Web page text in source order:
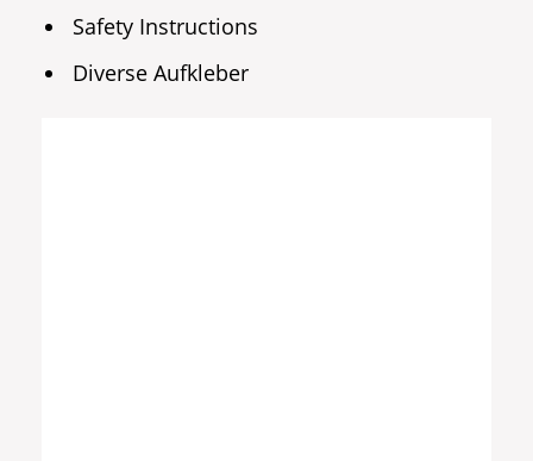
Safety Instructions
Diverse Aufkleber